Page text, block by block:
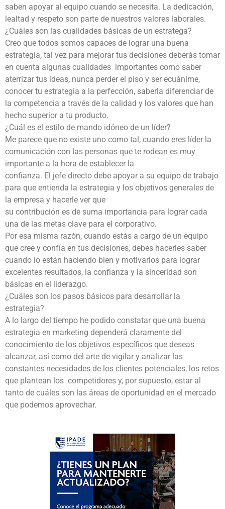
saben apoyar al equipo cuando se necesita. La dedicación,
lealtad y respeto son parte de nuestros valores laborales.
¿Cuáles son las cualidades básicas de un estratega?
Creo que todos somos capaces de lograr una buena
estrategia, tal vez para mejorar tus decisiones deberás tomar
en cuenta algunas cualidades importantes como saber
aterrizar tus ideas, nunca perder el piso y ser ecuánime,
conocer tu estrategia a la perfección, saberla diferenciar de
la competencia a través de la calidad y los valores que han
hecho superior a tu producto.
¿Cuál es el estilo de mando idóneo de un líder?
Me parece que no existe uno como tal, cuando eres líder la
comunicación con las personas que te rodean es muy
importante a la hora de establecer la
confianza. El jefe directo debe apoyar a su equipo de trabajo
para que entienda la estrategia y los objetivos generales de
la empresa y hacerle ver que
su contribución es de suma importancia para lograr cada
una de las metas clave para el corporativo.
Por esa misma razón, cuando estás a cargo de un equipo
que cree y confía en tus decisiones, debes hacerles saber
cuando lo están haciendo bien y motivarlos para lograr
excelentes resultados, la confianza y la sinceridad son
básicas en el liderazgo.
¿Cuáles son los pasos básicos para desarrollar la
estrategia?
A lo largo del tiempo he podido constatar que una buena
estrategia en marketing dependerá claramente del
conocimiento de los objetivos específicos que deseas
alcanzar, así como del arte de vigilar y analizar las
constantes necesidades de los clientes potenciales, los retos
que plantean los competidores y, por supuesto, estar al
tanto de cuáles son las áreas de oportunidad en el mercado
que podemos aprovechar.